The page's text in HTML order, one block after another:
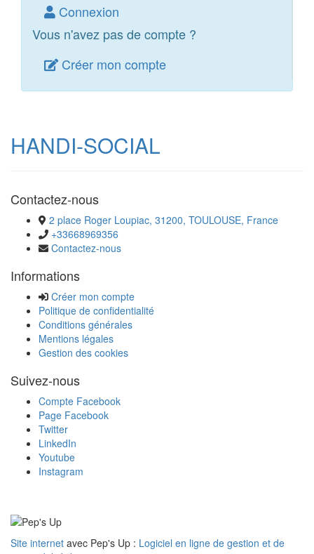
Connexion
Vous n'avez pas de compte ?
Créer mon compte
HANDI-SOCIAL
Contactez-nous
2 place Roger Loupiac, 31200, TOULOUSE, France
+33668969356
Contactez-nous
Informations
Créer mon compte
Politique de confidentialité
Conditions générales
Mentions légales
Gestion des cookies
Suivez-nous
Compte Facebook
Page Facebook
Twitter
LinkedIn
Youtube
Instagram
Site internet avec Pep's Up : Logiciel en ligne de gestion et de